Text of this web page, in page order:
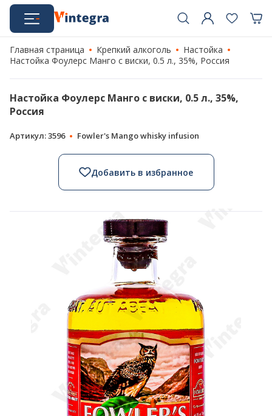
Главная страница Крепкий алкоголь
Настойка
Настойка Фоулерс Манго с виски, 0.5 л., 35%, Россия
Настойка Фоулерс Манго с виски, 0.5 л., 35%,
Россия
Артикул: 3596 Fowler's Mango whisky infusion
Добавить в избранное